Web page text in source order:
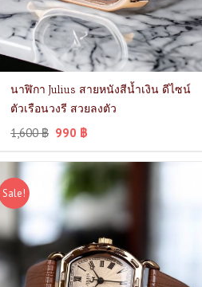
นาฬิกา Julius สายหนังสีน้ำเงิน ดีไซน์
ตัวเรือนวงรี สวยลงตัว
1,600฿ 990 ฿
Sale!